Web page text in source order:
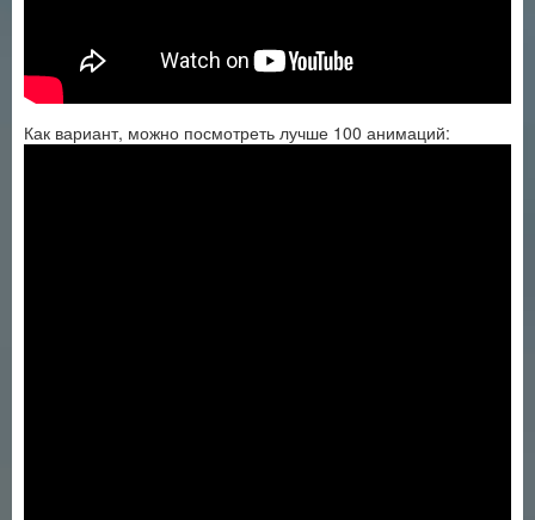
Как вариант, можно посмотреть лучше 100 анимаций: